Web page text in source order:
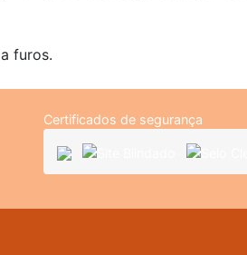
furos.
Certificados de segurança